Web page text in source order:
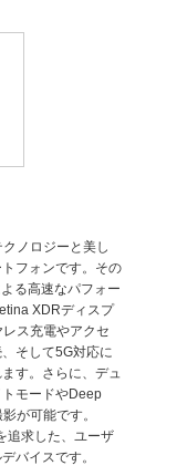
ノロジーと美し
フォンです。その
る高速なパフォー
XDRディスプ
ス充電やアクセ
そして5G対応に
す。さらに、デュ
モードやDeep
が可能です。
追求した、ユーザ
バイスです。